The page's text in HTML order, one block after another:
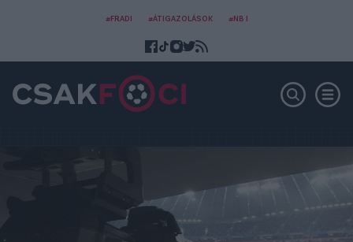
#FRADI #ÁTIGAZOLÁSOK #NB I